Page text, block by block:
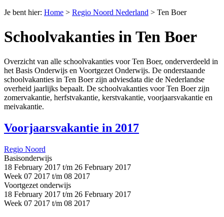
Je bent hier: Home > Regio Noord Nederland > Ten Boer
Schoolvakanties in Ten Boer
Overzicht van alle schoolvakanties voor Ten Boer, onderverdeeld in
het Basis Onderwijs en Voortgezet Onderwijs. De onderstaande
schoolvakanties in Ten Boer zijn adviesdata die de Nederlandse
overheid jaarlijks bepaalt. De schoolvakanties voor Ten Boer zijn
zomervakantie, herfstvakantie, kerstvakantie, voorjaarsvakantie en
meivakantie.
Voorjaarsvakantie in 2017
Regio Noord
Basisonderwijs
18 February 2017 t/m 26 February 2017
Week 07 2017 t/m 08 2017
Voortgezet onderwijs
18 February 2017 t/m 26 February 2017
Week 07 2017 t/m 08 2017